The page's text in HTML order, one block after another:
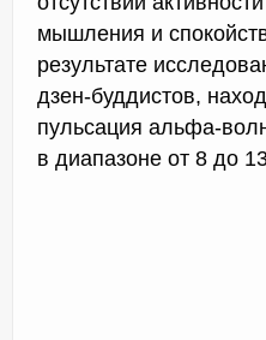
мышления и
результате
дзен-буддистов,
пульсация альфа-
в диапазоне от 8 до